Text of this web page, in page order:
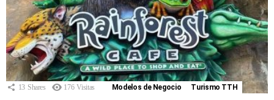
13 Shares 176 Visitas Modelos de Negocio Turismo TTH